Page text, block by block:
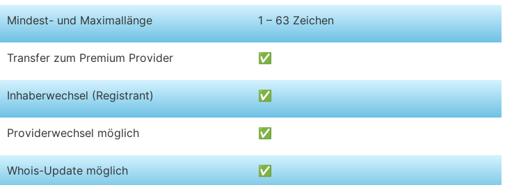
Mindest- und Maximallänge 1 – 63 Zeichen
Transfer zum Premium Provider ✅
Inhaberwechsel (Registrant) ✅
Providerwechsel möglich ✅
Whois-Update möglich ✅